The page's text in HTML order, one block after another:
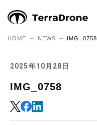
HOME NEWS IMG_0758
2025年10月28日
IMG_0758